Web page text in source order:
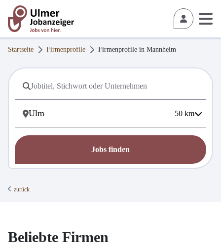
Startseite Firmenprofile Firmenprofile in Mannheim
50 km
Jobs finden
zurück
Beliebte Firmen